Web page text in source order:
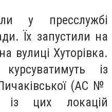
у пресслужбі
Їх запустили на
вулиці Хуторівка.
із
(АС №
цих локацій